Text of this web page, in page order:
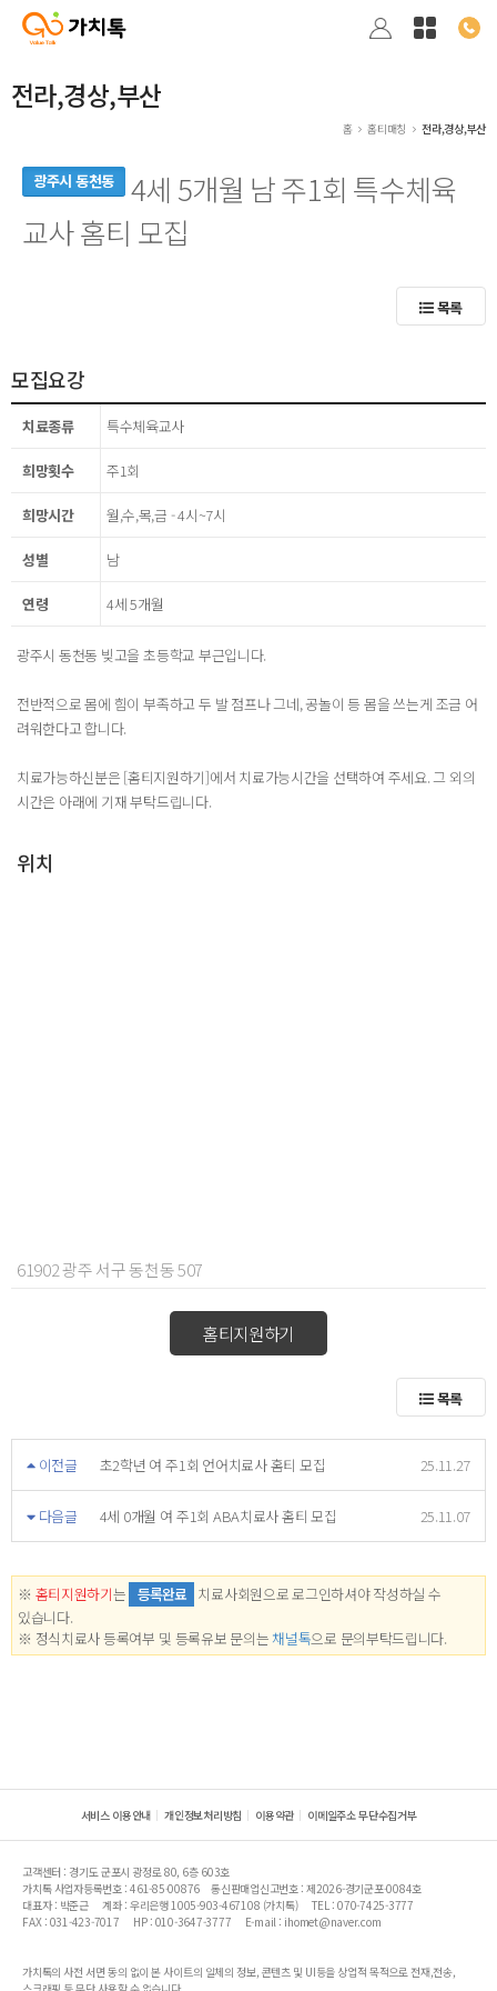
전라,경상,부산
홈 홈티매칭 전라,경상,부산
광주시 동천동
4세 5개월 남 주1회 특수체육
교사 홈티 모집
목록
모집요강
치료종류 특수체육교사
희망횟수 주1회
희망시간 월,수,목,금 - 4시~7시
성별 남
연령 4세 5개월
광주시 동천동 빚고을 초등학교 부근입니다.
전반적으로 몸에 힘이 부족하고 두 발 점프나 그네, 공놀이 등 몸을 쓰는게 조금 어
려워한다고 합니다.
치료가능하신분은 [홈티지원하기]에서 치료가능시간을 선택하여 주세요. 그 외의
시간은 아래에 기재 부탁드립니다.
위치
61902 광주 서구 동천동 507
홈티지원하기
목록
이전글 초2학년 여 주1회 언어치료사 홈티 모집 25.11.27
다음글 4세 0개월 여 주1회 ABA치료사 홈티 모집 25.11.07
※ 홈티지원하기는 등록완료 치료사회원으로 로그인하셔야 작성하실 수
있습니다.
※ 정식치료사 등록여부 및 등록유보 문의는 채널톡으로 문의부탁드립니다.
서비스 이용안내 개인정보처리방침 이용약관 이메일주소 무단수집거부
고객센터 : 경기도 군포시 광정로 80, 6층 603호
가치톡 사업자등록번호 : 461-85-00876
통신판매업신고번호 : 제2026-경기군포-0084호
대표자 : 박준근
계좌 : 우리은행 1005-903-467108 (가치톡)
TEL : 070-7425-3777
FAX : 031-423-7017
HP : 010-3647-3777 E-mail : ihomet@naver.com
가치톡의 사전 서면 동의 없이 본 사이트의 일체의 정보, 콘텐츠 및 UI등을 상업적 목적으로 전재,전송,